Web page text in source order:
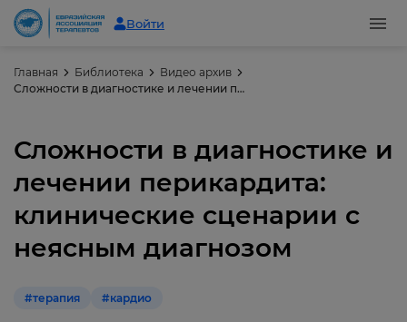
Войти
Главная Библиотека
Видео архив
Сложности в диагностике и лечении перикардита: клинические сценарии с неясным диагнозом
Сложности в диагностике и
лечении перикардита:
клинические сценарии с
неясным диагнозом
#терапия #кардио